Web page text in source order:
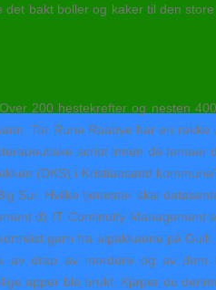
bakt boller og kaker til den
200 hestekrefter og nesten
Tor Rune Raabye har en
script innen de
(DKS) i Kristiansand
Sur. Hvilke tjenester skal
d) IT Continuity
garn fra alpakkaene på
drap av mordere og av
apper ble brukt. Kjøper du